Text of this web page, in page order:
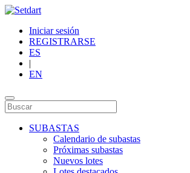
Iniciar sesión
REGISTRARSE
ES
|
EN
SUBASTAS
Calendario de subastas
Próximas subastas
Nuevos lotes